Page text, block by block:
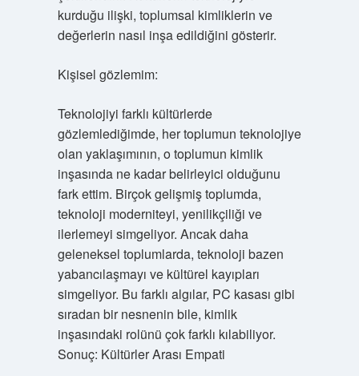
kurduğu ilişki, toplumsal kimliklerin ve
değerlerin nasıl inşa edildiğini gösterir.
Kişisel gözlemim:
Teknolojiyi farklı kültürlerde
gözlemlediğimde, her toplumun teknolojiye
olan yaklaşımının, o toplumun kimlik
inşasında ne kadar belirleyici olduğunu
fark ettim. Birçok gelişmiş toplumda,
teknoloji moderniteyi, yenilikçiliği ve
ilerlemeyi simgeliyor. Ancak daha
geleneksel toplumlarda, teknoloji bazen
yabancılaşmayı ve kültürel kayıpları
simgeliyor. Bu farklı algılar, PC kasası gibi
sıradan bir nesnenin bile, kimlik
inşasındaki rolünü çok farklı kılabiliyor.
Sonuç: Kültürler Arası Empati